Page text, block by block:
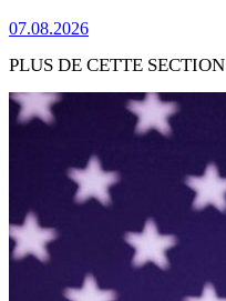
07.08.2026
PLUS DE CETTE SECTION